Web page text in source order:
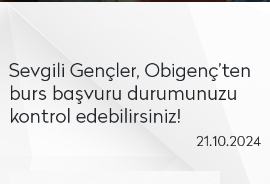
Sevgili Gençler, Obigenç’ten
burs başvuru durumunuzu
kontrol edebilirsiniz!
21.10.2024